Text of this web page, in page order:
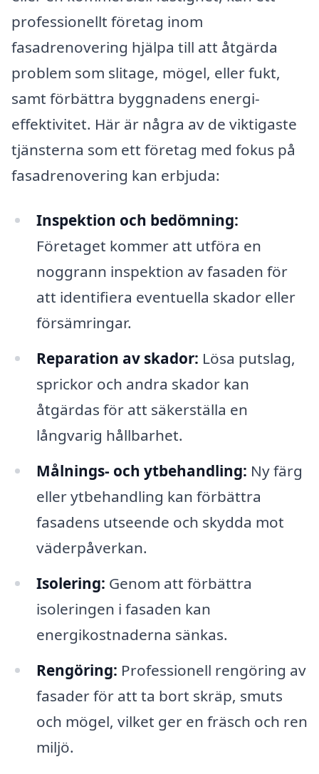
professionellt företag inom
fasadrenovering hjälpa till att åtgärda
problem som slitage, mögel, eller fukt,
samt förbättra byggnadens energi­
effektivitet. Här är några av de viktigaste
tjänsterna som ett företag med fokus på
fasadrenovering kan erbjuda:
Inspektion och bedömning:
Företaget kommer att utföra en
noggrann inspektion av fasaden för
att identifiera eventuella skador eller
försämringar.
Reparation av skador: Lösa putslag,
sprickor och andra skador kan
åtgärdas för att säkerställa en
långvarig hållbarhet.
Målnings- och ytbehandling: Ny färg
eller ytbehandling kan förbättra
fasadens utseende och skydda mot
väderpåverkan.
Isolering: Genom att förbättra
isoleringen i fasaden kan
energikostnaderna sänkas.
Rengöring: Professionell rengöring av
fasader för att ta bort skräp, smuts
och mögel, vilket ger en fräsch och ren
miljö.